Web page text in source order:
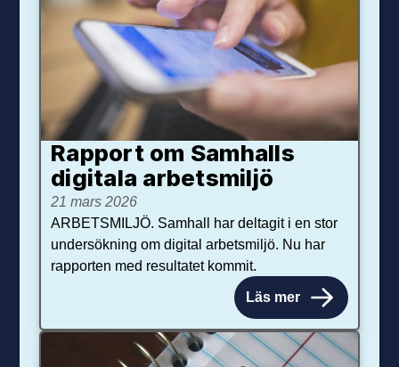
Rapport om Samhalls
digitala arbetsmiljö
21 mars 2026
ARBETSMILJÖ. Samhall har deltagit i en stor
undersökning om digital arbetsmiljö. Nu har
rapporten med resultatet kommit.
Läs mer